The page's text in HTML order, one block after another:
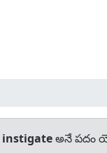
instigateఅనే పదం